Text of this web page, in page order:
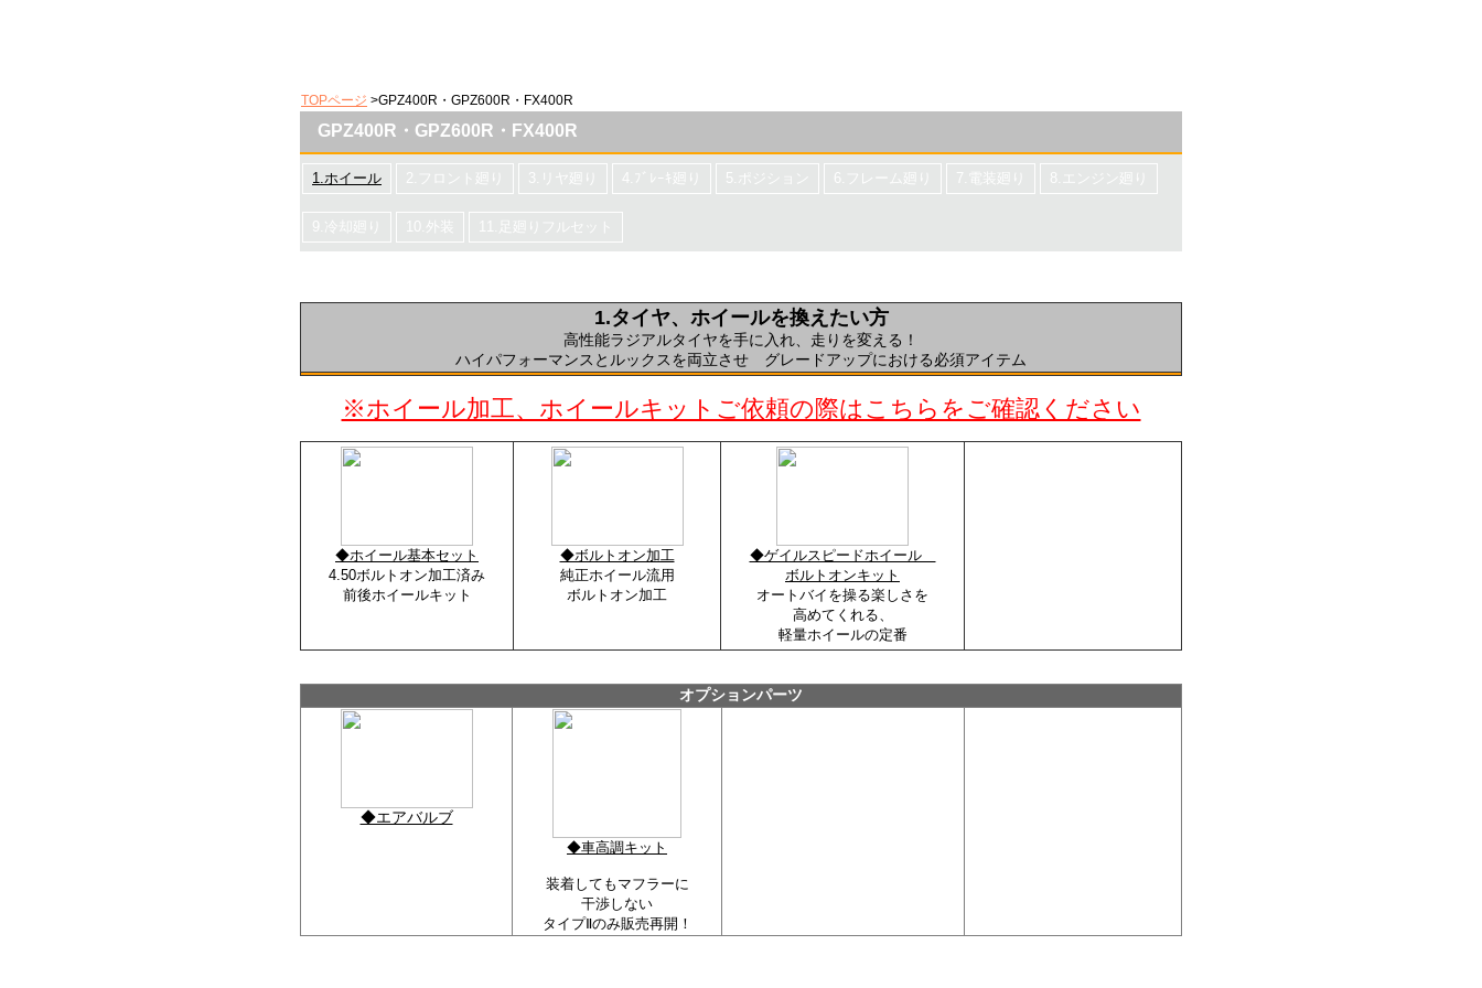
TOPページ >GPZ400R・GPZ600R・FX400R
GPZ400R・GPZ600R・FX400R
1.ホイール 2.フロント廻り 3.リヤ廻り 4.ﾌﾞﾚｰｷ廻り 5.ポジション 6.フレーム廻り 7.電装廻り 8.エンジン廻り
9.冷却廻り 10.外装 11.足廻りフルセット
1.タイヤ、ホイールを換えたい方
高性能ラジアルタイヤを手に入れ、走りを変える！
ハイパフォーマンスとルックスを両立させ グレードアップにおける必須アイテム
※ホイール加工、ホイールキットご依頼の際はこちらをご確認ください
◆ホイール基本セット
4.50ボルトオン加工済み
前後ホイールキット
◆ボルトオン加工
純正ホイール流用
ボルトオン加工
◆ゲイルスピードホイール
ボルトオンキット
オートバイを操る楽しさを
高めてくれる、
軽量ホイールの定番
オプションパーツ
◆エアバルブ
◆車高調キット
装着してもマフラーに
干渉しない
タイプⅡのみ販売再開！